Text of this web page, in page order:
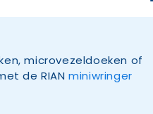
microvezeldoeken of
de RIANminiwringer